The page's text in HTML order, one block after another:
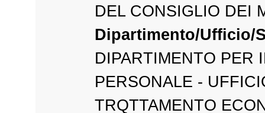
DEL CONSIGLIO DEI
Dipartimento/Ufficio/
DIPARTIMENTO PER
PERSONALE -
TRQTTAMENTO